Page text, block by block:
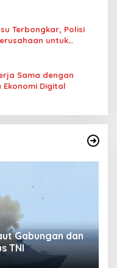
Terbongkar, Polisi
untuk
Sama dengan
Digital
Gabungan dan
TNI